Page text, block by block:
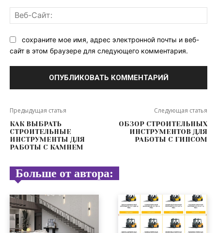
сохраните мое имя, адрес электронной почты и веб-
сайт в этом браузере для следующего комментария.
Предыдущая статья
КАК ВЫБРАТЬ
СТРОИТЕЛЬНЫЕ
ИНСТРУМЕНТЫ ДЛЯ
РАБОТЫ С КАМНЕМ
Следующая статья
ОБЗОР СТРОИТЕЛЬНЫХ
ИНСТРУМЕНТОВ ДЛЯ
РАБОТЫ С ГИПСОМ
Больше от автора: